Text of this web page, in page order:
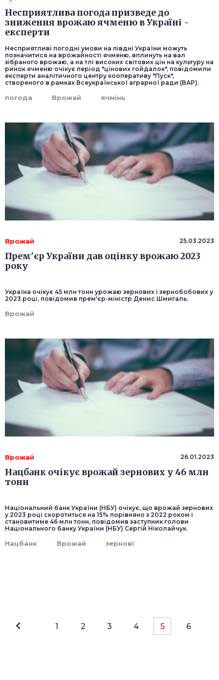
Несприятлива погода призведе до
зниження врожаю ячменю в Україні -
експерти
Несприятливі погодні умови на півдні України можуть
позначитися на врожайності ячменю, вплинуть на вал
зібраного врожаю, а на тлі високих світових цін на культуру на
ринок ячменю очікує період "цінових гойдалок", повідомили
експерти аналітичного центру кооперативу "Пуск",
створеного в рамках Всеукраїнської аграрної ради (ВАР).
погода Врожай ячмінь
Врожай 25.03.2023
Прем'єр України дав оцінку врожаю 2023
року
Україна очікує 45 млн тонн урожаю зернових і зернобобових у
2023 році, повідомив прем'єр-міністр Денис Шмигаль.
Врожай
Врожай 26.01.2023
Нацбанк очікує врожай зернових у 46 млн
тонн
Національний банк України (НБУ) очікує, що врожай зернових
у 2023 році скоротиться на 15% порівняно з 2022 роком і
становитиме 46 млн тонн, повідомив заступник голови
Національного банку України (НБУ) Сергій Ніколайчук.
Нацбанк Врожай зернові
1 2 3 4 5 6